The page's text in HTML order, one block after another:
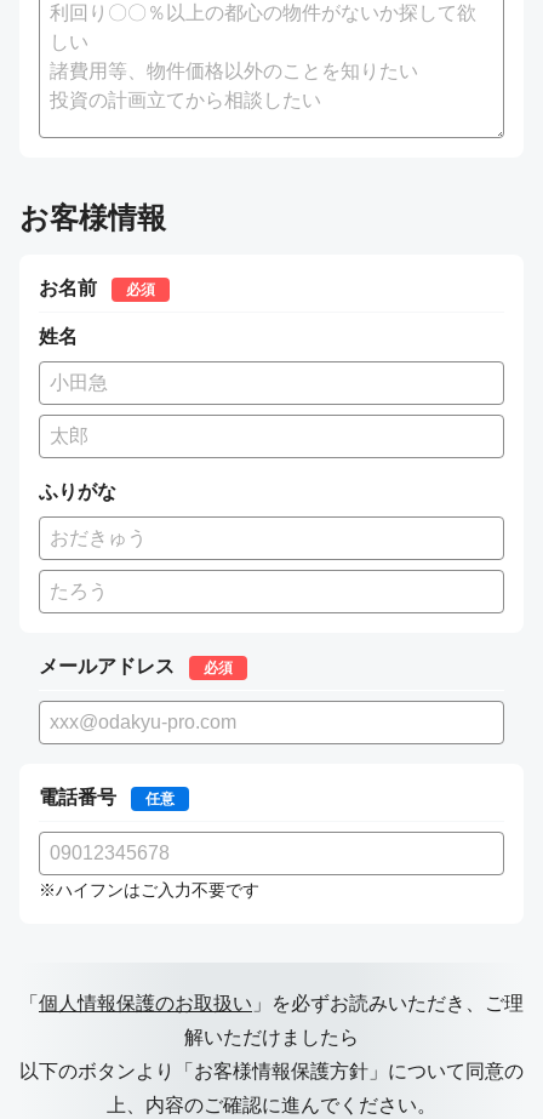
お客様情報
お名前 必須
姓名
ふりがな
メールアドレス 必須
電話番号 任意
※ハイフンはご入力不要です
「 個人情報保護のお取扱い 」を必ずお読みいただき、ご理
解いただけましたら
以下のボタンより「お客様情報保護方針」について同意の
上、 内容のご確認に進んでください。